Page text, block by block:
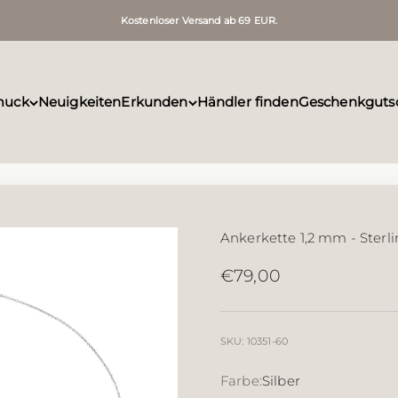
Kostenloser Versand ab 69 EUR.
NeuigkeitenErkunden Händler finden
Ankerkette 1,2 mm -
Angebot
€79,00
SKU: 10351-60
Farbe:Silber